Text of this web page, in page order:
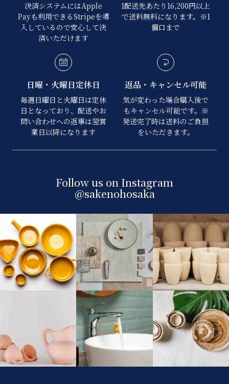
決済システムにはApple
Payも利用できるStripeを導
入しているので安心して決
済いただけます
1配送先あたり16,200円以上
で送料無料になります。※1
個口まで
日曜・火曜日定休日
毎週日曜日と火曜日は定休
日となっており、配送やお
問い合わせへの返事は翌営
業日以降になります
返品・キャンセル可能
気が変わった場合購入後で
もキャンセル可能です。※
発送完了時は送料のご負担
をいただきます。
Follow us on Instagram
@sakenohosaka